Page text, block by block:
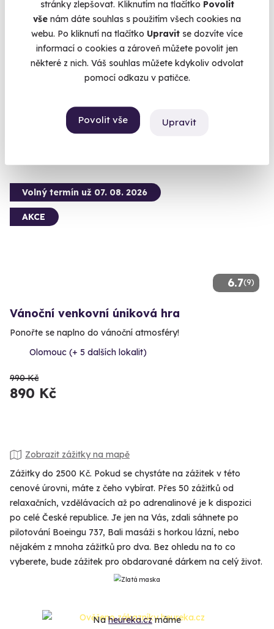
stránky zlepšovat. Kliknutím na tlačítko Povolit
vše nám dáte souhlas s použitím všech cookies na
webu. Po kliknutí na tlačítko Upravit se dozvíte více
informací o cookies a zároveň můžete povolit jen
některé z nich. Váš souhlas můžete kdykoliv odvolat
pomocí odkazu v patičce.
Povolit vše Upravit
Venkovní úniková hra: Tajemný podezřelý
Odhalte pravdu ukrytou v ulicích města.
1 190 Kč
6.7(9)
Volný termín už 07. 08. 2026
AKCE
Vánoční venkovní úniková hra
Ponořte se naplno do vánoční atmosféry!
Olomouc (+ 5 dalších lokalit)
990 Kč
890 Kč
Zobrazit zážitky na mapě
Zážitky do 2500 Kč. Pokud se chystáte na zážitek v této
cenové úrovni, máte z čeho vybírat. Přes 50 zážitků od
relaxačních, vzdělávacích až po adrenalinové je k dispozici
po celé České republice. Je jen na Vás, zdali sáhnete po
pilotování Boeingu 737, Bali masáži s horkou lázní, nebo
nějakém z mnoha zážitků pro dva. Bez ohledu na to co
vyberete, bude zážitek pro obdarované dárkem na celý život.
Naheureka.czmáme